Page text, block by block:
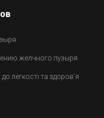
желчного пузыря
легкості та здоров’я